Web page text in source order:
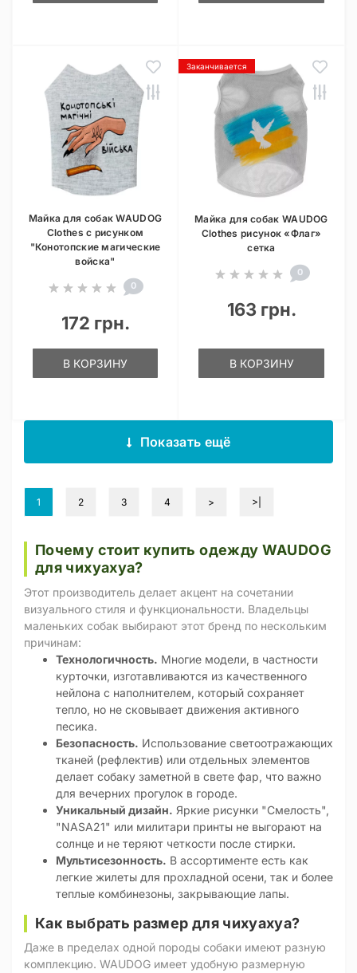
Майка для собак WAUDOG
Clothes с рисунком
"Конотопские магические
войска"
0
172 грн.
В КОРЗИНУ
Заканчивается
Майка для собак WAUDOG
Clothes рисунок «Флаг»
сетка
0
163 грн.
В КОРЗИНУ
Показать ещё
1 2 3 4 > >|
Почему стоит купить одежду WAUDOG
для чихуахуа?
Этот производитель делает акцент на сочетании
визуального стиля и функциональности. Владельцы
маленьких собак выбирают этот бренд по нескольким
причинам:
Технологичность. Многие модели, в частности
курточки, изготавливаются из качественного
нейлона с наполнителем, который сохраняет
тепло, но не сковывает движения активного
песика.
Безопасность. Использование светоотражающих
тканей (рефлектив) или отдельных элементов
делает собаку заметной в свете фар, что важно
для вечерних прогулок в городе.
Уникальный дизайн. Яркие рисунки "Смелость",
"NASA21" или милитари принты не выгорают на
солнце и не теряют четкости после стирки.
Мультисезонность. В ассортименте есть как
легкие жилеты для прохладной осени, так и более
теплые комбинезоны, закрывающие лапы.
Как выбрать размер для чихуахуа?
Даже в пределах одной породы собаки имеют разную
комплекцию. WAUDOG имеет удобную размерную